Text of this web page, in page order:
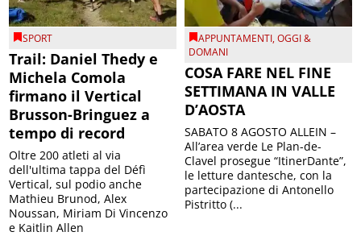
SPORT
Trail: Daniel Thedy e
Michela Comola
firmano il Vertical
Brusson-Bringuez a
tempo di record
Oltre 200 atleti al via
dell'ultima tappa del Défì
Vertical, sul podio anche
Mathieu Brunod, Alex
Noussan, Miriam Di Vincenzo
e Kaitlin Allen
APPUNTAMENTI,OGGI &
DOMANI
COSA FARE NEL FINE
SETTIMANA IN VALLE
D’AOSTA
SABATO 8 AGOSTO ALLEIN –
All’area verde Le Plan-de-
Clavel prosegue “ItinerDante”,
le letture dantesche, con la
partecipazione di Antonello
Pistritto (...